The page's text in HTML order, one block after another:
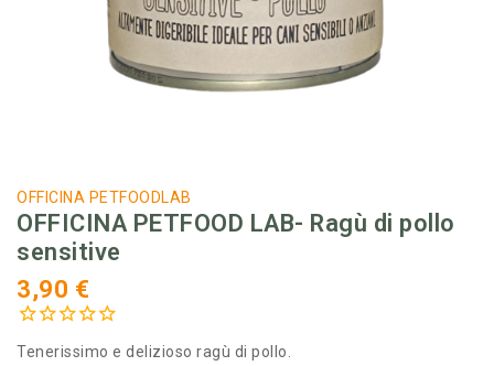
OFFICINA PETFOODLAB
OFFICINA PETFOOD LAB- Ragù di pollo
sensitive
3,90 €
Tenerissimo e delizioso ragù di pollo.